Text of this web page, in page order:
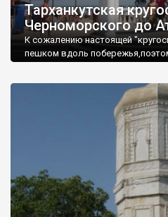
Тарханкутская
Черноморского до
К сожалению настоящей
пешком вдоль